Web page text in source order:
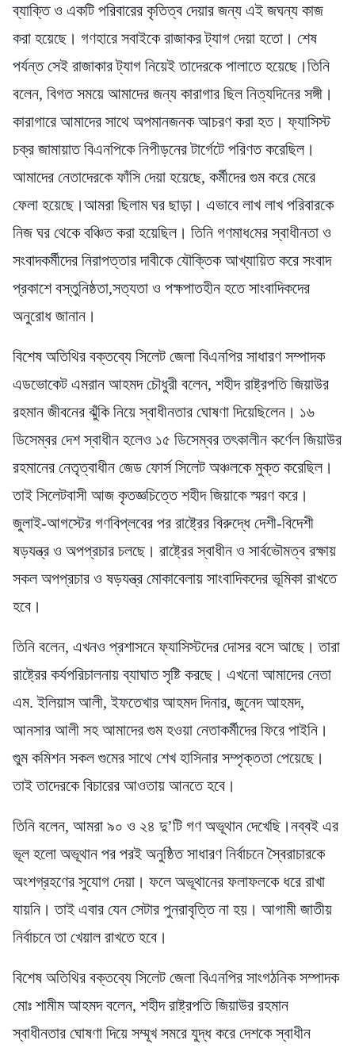
ব্যাক্তি ও একটি পরিবারের কৃতিত্ব দেয়ার জন্য এই জঘন্য কাজ
করা হয়েছে। গণহারে সবাইকে রাজাকর ট্যাগ দেয়া হতো। শেষ
পর্যন্ত সেই রাজাকার ট্যাগ নিয়েই তাদেরকে পালাতে হয়েছে।তিনি
বলেন, বিগত সময়ে আমাদের জন্য কারাগার ছিল নিত্যদিনের সঙ্গী।
কারাগারে আমাদের সাথে অপমানজনক আচরণ করা হত। ফ্যাসিস্ট
চক্র জামায়াত বিএনপিকে নিপীড়নের টার্গেটে পরিণত করেছিল।
আমাদের নেতাদেরকে ফাঁসি দেয়া হয়েছে, কর্মীদের গুম করে মেরে
ফেলা হয়েছে।আমরা ছিলাম ঘর ছাড়া। এভাবে লাখ লাখ পরিবারকে
নিজ ঘর থেকে বঞ্চিত করা হয়েছিল। তিনি গণমাধ‌মের স্বাধীনতা ও
সংবাদকর্মীদের নিরাপত্তার দাবীকে যৌক্তিক আখ্যায়িত করে সংবাদ
প্রকাশে বস্তুনিষ্ঠতা,সত্যতা ও পক্ষপাতহীন হতে সাংবাদিকদের
অনুরোধ জানান।
বিশেষ অতিথির বক্তব্যে সিলেট জেলা বিএনপির সাধারণ সম্পাদক
এডভোকেট এমরান আহমদ চৌধুরী বলেন, শহীদ রাষ্ট্রপতি জিয়াউর
রহমান জীবনের ঝুঁকি নিয়ে স্বাধীনতার ঘোষণা দিয়েছিলেন। ১৬
ডিসেম্বর দেশ স্বাধীন হলেও ১৫ ডিসেম্বর তৎকালীন কর্ণেল জিয়াউর
রহমানের নেতৃত্বাধীন জেড ফোর্স সিলেট অঞ্চলকে মুক্ত করেছিল।
তাই সিলেটবাসী আজ কৃতজ্ঞচিত্তে শহীদ জিয়াকে স্মরণ করে।
জুলাই-আগস্টের গণবিপ্লবের পর রাষ্ট্রের বিরুদ্ধে দেশী-বিদেশী
ষড়যন্ত্র ও অপপ্রচার চলছে। রাষ্ট্রের স্বাধীন ও সার্বভৌমত্ব রক্ষায়
সকল অপপ্রচার ও ষড়যন্ত্র মোকাবেলায় সাংবাদিকদের ভূমিকা রাখতে
হবে।
তিনি বলেন, এখনও প্রশাসনে ফ্যাসিস্টদের দোসর বসে আছে। তারা
রাষ্ট্রের কর্যপরিচালনায় ব্যাঘাত সৃষ্টি করছে। এখনো আমাদের নেতা
এম. ইলিয়াস আলী, ইফতেখার আহমদ দিনার, জুনেদ আহমদ,
আনসার আলী সহ আমাদের গুম হওয়া নেতাকর্মীদের ফিরে পাইনি।
গুুম কমিশন সকল গুমের সাথে শেখ হাসিনার সম্পৃক্ততা পেয়েছে।
তাই তাদেরকে বিচারের আওতায় আনতে হবে।
তিনি বলেন, আমরা ৯০ ও ২৪ দু’টি গণ অভূথান দেখেছি‌।নব্বই এর
ভূল হলো অভূথান পর পরই অনুষ্ঠিত সাধারণ নির্বাচনে স্বৈরাচারকে
অংশগ্রহণের সুযোগ দেয়া। ফলে অভূথানের ফলাফলকে ধরে রাখা
যায়নি। তাই এবার যেন সেটার পুনরাবৃত্তি না হয়। আগামী জাতীয়
নির্বাচনে তা খেয়াল রাখতে হবে।
বিশেষ অতিথির বক্তব্যে সিলেট জেলা বিএনপির সাংগঠনিক সম্পাদক
মোঃ শামীম আহমদ বলেন, শহীদ রাষ্ট্রপতি জিয়াউর রহমান
স্বাধীনতার ঘোষণা দিয়ে সম্মূখ সমরে যুদ্ধ করে দেশকে স্বাধীন